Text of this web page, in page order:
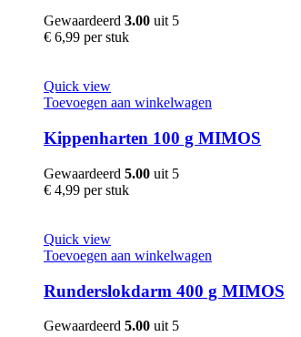
Gewaardeerd 3.00 uit 5
€ 6,99 per stuk
Quick view
Toevoegen aan winkelwagen
Kippenharten 100 g MIMOS
Gewaardeerd 5.00 uit 5
€ 4,99 per stuk
Quick view
Toevoegen aan winkelwagen
Runderslokdarm 400 g MIMOS
Gewaardeerd 5.00 uit 5